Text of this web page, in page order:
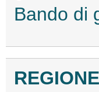
Bando di